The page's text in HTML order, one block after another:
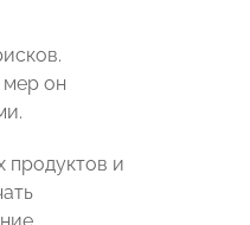
мер он
продуктов и